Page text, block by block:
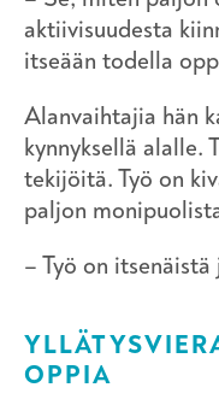
aktiivisuudesta
itseään todella
Alanvaihtajia hän
kynnyksellä alalle.
tekijöitä. Työ on
paljon
– Työ on
OPPIA